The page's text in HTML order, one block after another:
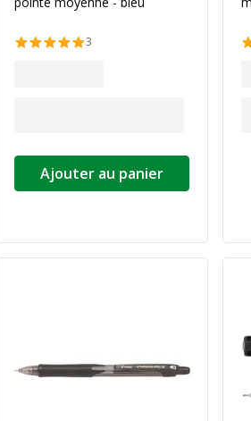
3
Ajouter au panier